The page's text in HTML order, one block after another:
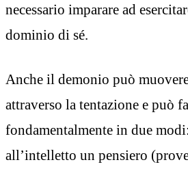
necessario imparare ad
dominio di sé.
Anche il demonio può
attraverso la tentazione e può
fondamentalmente in due
all’intelletto un pensiero